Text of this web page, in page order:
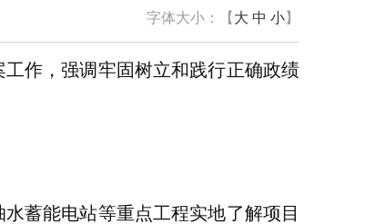
字体大小：【 大 中 小】
作，强调牢固树立和践行正确政绩
蓄能电站等重点工程实地了解项目